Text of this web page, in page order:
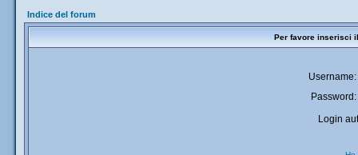
Indice del forum
Per favore inserisci
Username:
Password:
Login